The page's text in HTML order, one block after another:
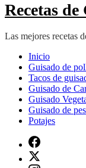
Recetas
Las mejores recetas
Inicio
Guisado de
Tacos de
Guisado de
Guisado
Guisado de
Potajes